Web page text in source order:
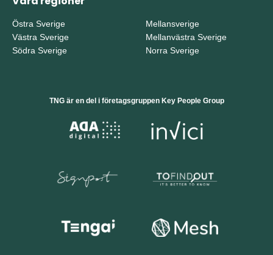
Östra Sverige
Västra Sverige
Södra Sverige
Mellansverige
Mellanvästra Sverige
Norra Sverige
TNG är en del i företagsgruppen Key People Group